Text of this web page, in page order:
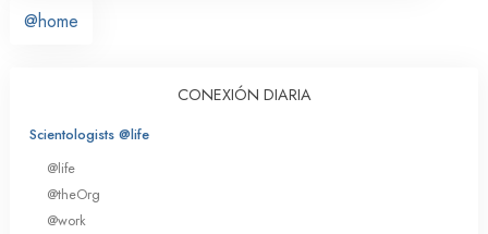
@home
CONEXIÓN DIARIA
Scientologists @life
@life
@theOrg
@work